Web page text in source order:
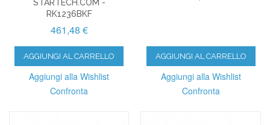
STARTECH.COM -
RK1236BKF
461,48 €
AGGIUNGI AL CARRELLO
Aggiungi alla Wishlist
Confronta
AGGIUNGI AL CARRELLO
Aggiungi alla Wishlist
Confronta